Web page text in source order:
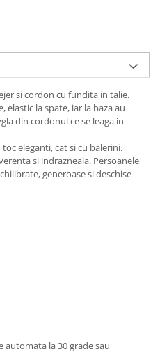
si cordon cu fundita in talie.
la spate, iar la baza au
din cordonul ce se leaga in
eleganti, cat si cu balerini.
si indrazneala. Persoanele
generoase si deschise
automata la 30 grade sau